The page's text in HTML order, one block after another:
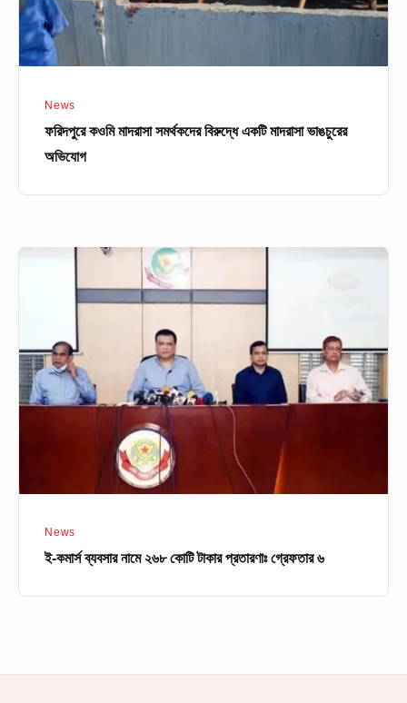
ভাঙচুরের
অভিযোগ
News
ফরিদপুরে কওমি মাদরাসা সমর্থকদের বিরুদ্ধে একটি মাদরাসা ভাঙচুরের
অভিযোগ
২৬৮
কোটি
টাকার
৬
News
ই-কমার্স ব্যবসার নামে ২৬৮ কোটি টাকার প্রতারণাঃ গ্রেফতার ৬